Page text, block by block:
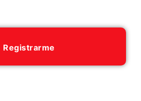
Registrarme